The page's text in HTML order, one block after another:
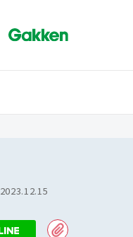
2023.12.15